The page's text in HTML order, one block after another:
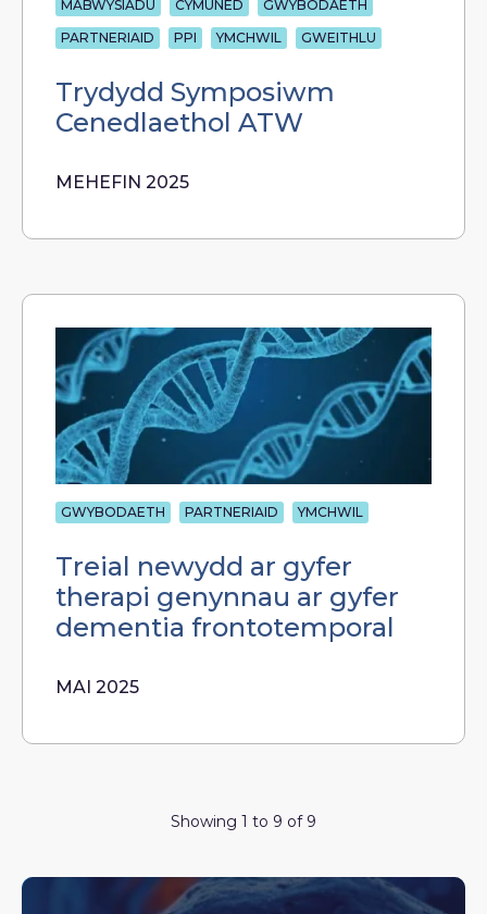
MABWYSIADU CYMUNED
GWYBODAETH
PARTNERIAID
PPI YMCHWIL GWEITHLU
Trydydd Symposiwm
Cenedlaethol ATW
MEHEFIN 2025
GWYBODAETH PARTNERIAID YMCHWIL
Treial newydd ar gyfer
therapi genynnau ar gyfer
dementia frontotemporal
MAI 2025
Showing 1 to 9 of 9